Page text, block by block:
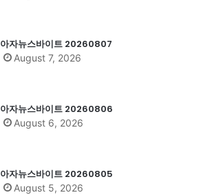
아자뉴스바이트 20260807
August 7, 2026
아자뉴스바이트 20260806
August 6, 2026
아자뉴스바이트 20260805
August 5, 2026